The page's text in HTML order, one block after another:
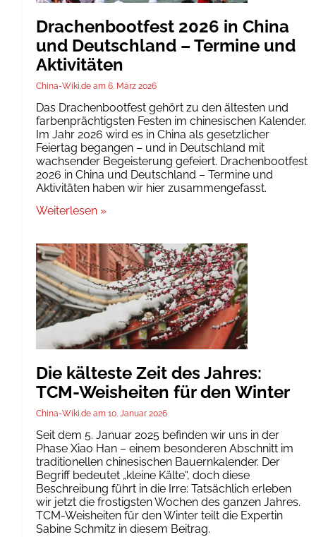
Drachenbootfest 2026 in China
und Deutschland – Termine und
Aktivitäten
China-Wiki.de 6. März 2026
Das Drachenbootfest gehört zu den ältesten und
farbenprächtigsten Festen im chinesischen Kalender.
Im Jahr 2026 wird es in China als gesetzlicher
Feiertag begangen – und in Deutschland mit
wachsender Begeisterung gefeiert. Drachenbootfest
2026 in China und Deutschland – Termine und
Aktivitäten haben wir hier zusammengefasst.
Weiterlesen »
Die kälteste Zeit des Jahres:
TCM-Weisheiten für den Winter
China-Wiki.de 10. Januar 2026
Seit dem 5. Januar 2025 befinden wir uns in der
Phase Xiao Han – einem besonderen Abschnitt im
traditionellen chinesischen Bauernkalender. Der
Begriff bedeutet „kleine Kälte“, doch diese
Beschreibung führt in die Irre: Tatsächlich erleben
wir jetzt die frostigsten Wochen des ganzen Jahres.
TCM-Weisheiten für den Winter teilt die Expertin
Sabine Schmitz in diesem Beitrag.